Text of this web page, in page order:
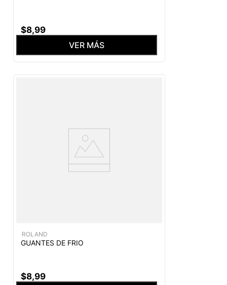
$8,99
VER MÁS
ROLAND
GUANTES DE FRIO
$8,99